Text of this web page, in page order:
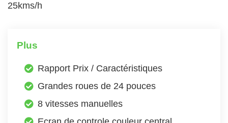
25kms/h
Plus
Rapport Prix / Caractéristiques
Grandes roues de 24 pouces
8 vitesses manuelles